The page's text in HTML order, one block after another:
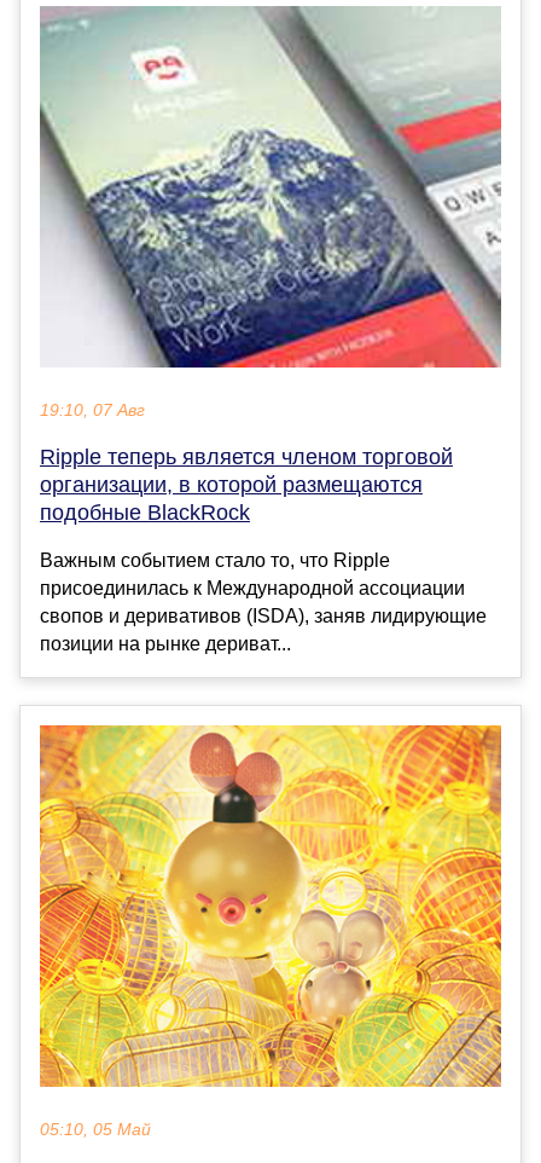
19:10, 07 Авг
Ripple теперь является членом торговой
организации, в которой размещаются
подобные BlackRock
Важным событием стало то, что Ripple
присоединилась к Международной ассоциации
свопов и деривативов (ISDA), заняв лидирующие
позиции на рынке дериват...
05:10, 05 Май